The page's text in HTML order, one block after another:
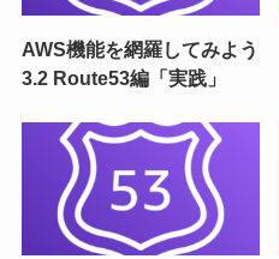
AWS機能を網羅してみよう
3.2 Route53編「実践」